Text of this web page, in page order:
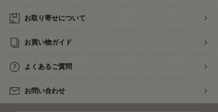
お取り寄せについて
お買い物ガイド
よくあるご質問
お問い合わせ